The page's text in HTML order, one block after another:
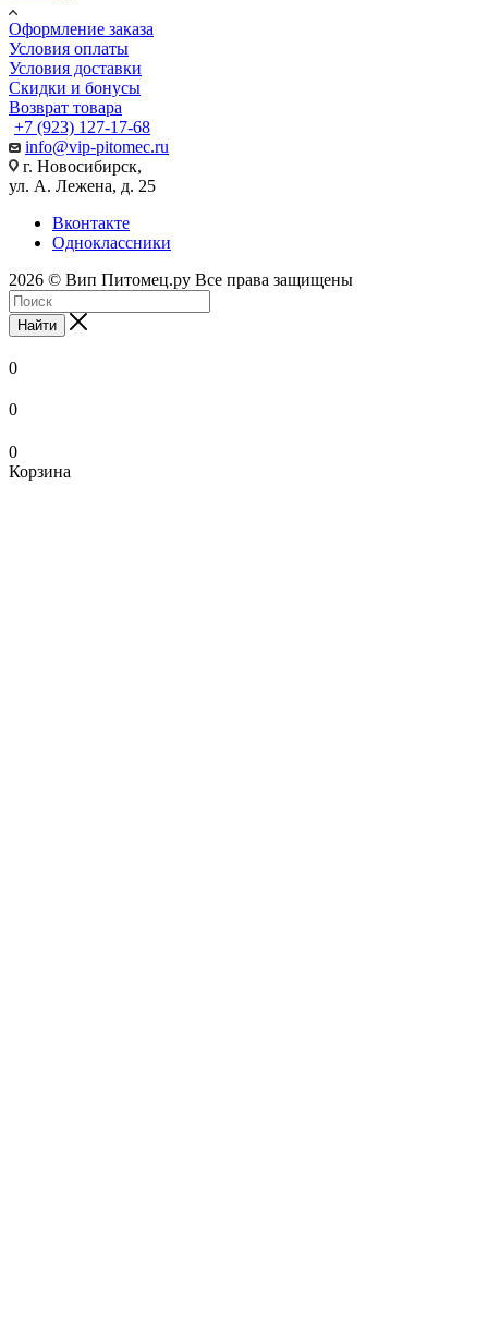
Оформление заказа
Условия оплаты
Условия доставки
Скидки и бонусы
Возврат товара
+7 (923) 127-17-68
info@vip-pitomec.ru
г. Новосибирск,
ул. А. Лежена, д. 25
Вконтакте
Одноклассники
2026 © Вип Питомец.ру Все права защищены
Найти
0
0
0
Корзина